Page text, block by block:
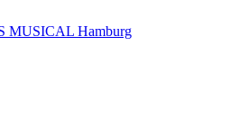
MUSICAL Hamburg